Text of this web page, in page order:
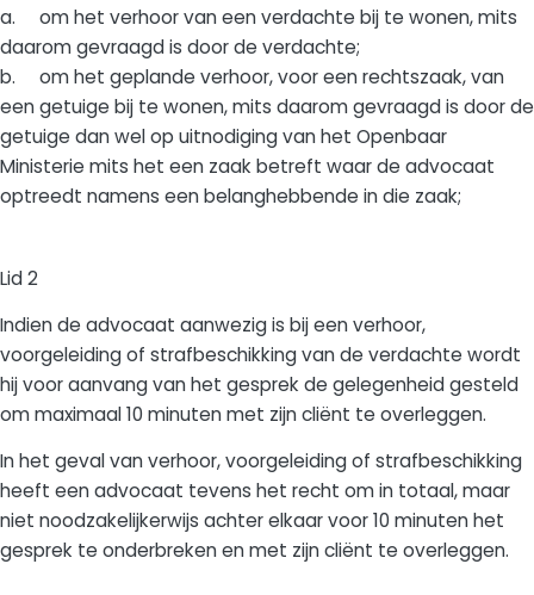
a. om het verhoor van een verdachte bij te wonen, mits
daarom gevraagd is door de verdachte;
b. om het geplande verhoor, voor een rechtszaak, van
een getuige bij te wonen, mits daarom gevraagd is door de
getuige dan wel op uitnodiging van het Openbaar
Ministerie mits het een zaak betreft waar de advocaat
optreedt namens een belanghebbende in die zaak;
Lid 2
Indien de advocaat aanwezig is bij een verhoor,
voorgeleiding of strafbeschikking van de verdachte wordt
hij voor aanvang van het gesprek de gelegenheid gesteld
om maximaal 10 minuten met zijn cliënt te overleggen.
In het geval van verhoor, voorgeleiding of strafbeschikking
heeft een advocaat tevens het recht om in totaal, maar
niet noodzakelijkerwijs achter elkaar voor 10 minuten het
gesprek te onderbreken en met zijn cliënt te overleggen.